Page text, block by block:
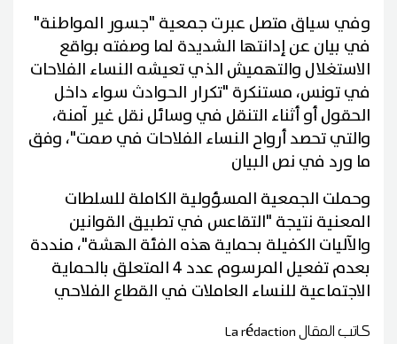
وفي سياق متصل عبرت جمعية "جسور المواطنة"
في بيان عن إدانتها الشديدة لما وصفته بواقع
الاستغلال والتهميش الذي تعيشه النساء الفلاحات
في تونس، مستنكرة "تكرار الحوادث سواء داخل
الحقول أو أثناء التنقل في وسائل نقل غير آمنة،
والتي تحصد أرواح النساء الفلاحات في صمت"، وفق
ما ورد في نص البيان
وحملت الجمعية المسؤولية الكاملة للسلطات
المعنية نتيجة "التقاعس في تطبيق القوانين
والآليات الكفيلة بحماية هذه الفئة الهشة"، منددة
بعدم تفعيل المرسوم عدد 4 المتعلق بالحماية
الاجتماعية للنساء العاملات في القطاع الفلاحي
كاتب المقالLa rédaction